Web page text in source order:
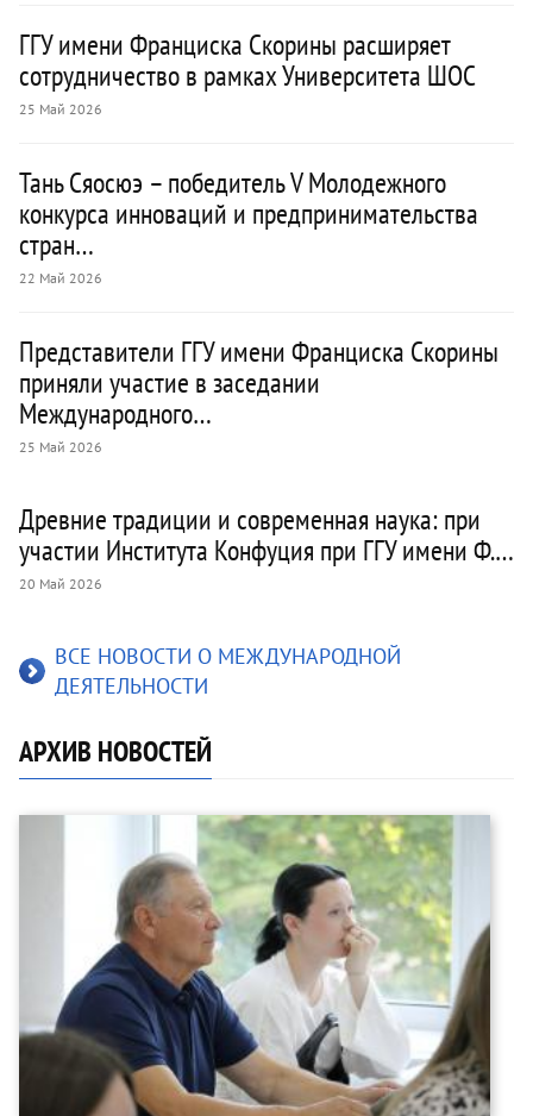
ГГУ имени Франциска Скорины расширяет
сотрудничество в рамках Университета ШОС
25 Май 2026
Представители ГГУ имени Франциска Скорины
приняли участие в заседании
Международного…
25 Май 2026
Тань Сяосюэ – победитель V Молодежного
конкурса инноваций и предпринимательства
стран…
22 Май 2026
Древние традиции и современная наука: при
участии Института Конфуция при ГГУ имени Ф.…
20 Май 2026
ВСЕ НОВОСТИ О МЕЖДУНАРОДНОЙ
ДЕЯТЕЛЬНОСТИ
АРХИВ НОВОСТЕЙ